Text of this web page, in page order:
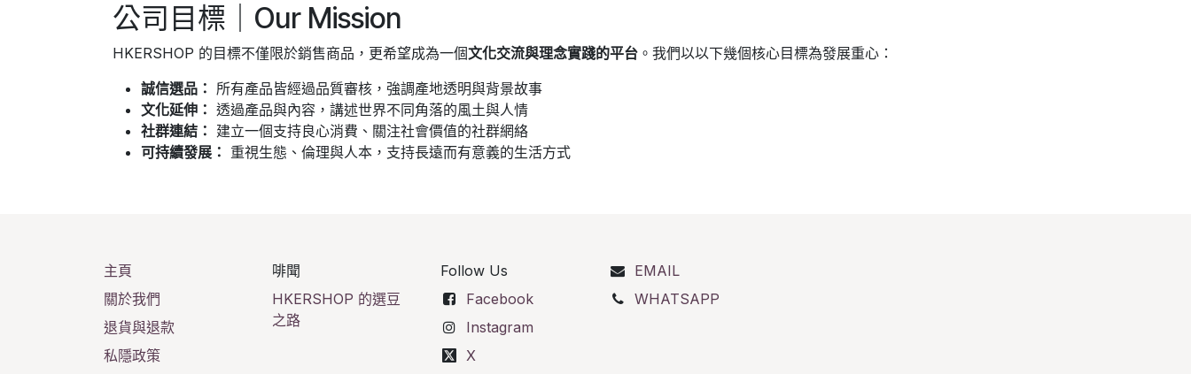
公司目標｜Our Mission
HKERSHOP 的目標不僅限於銷售商品，更希望成為一個文化交流與理念實踐的平台 。我們以以下幾個核心目標為發展重心：
誠信選品： 所有產品皆經過品質審核，強調產地透明與背景故事
文化延伸： 透過產品與內容，講述世界不同角落的風土與人情
社群連結： 建立一個支持良心消費、關注社會價值的社群網絡
可持續發展： 重視生態、倫理與人本，支持長遠而有意義的生活方式
主頁
關於我們
退貨與退款
私隱政策
啡聞
HKERSHOP 的選豆
之路
Follow Us
Facebook
Instagram
X
EMAIL
WHATSAPP